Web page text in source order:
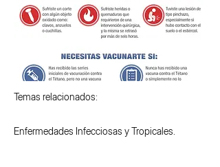
Temas relacionados:
Enfermedades Infecciosas y Tropicales.